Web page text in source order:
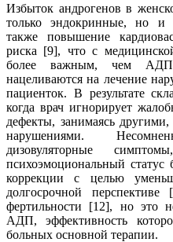
Избыток андрогенов в
только эндокринные, но и
также повышение
риска [9], что с
более важным, чем
нацеливаются на лечение
пациенток. В результате
когда врач игнорирует
дефекты, занимаясь
нарушениями.
дизовуляторные
психоэмоциональный статус
коррекции с целью
долгосрочной
фертильности [12], но это
АДП, эффективность
больных основной терапии.